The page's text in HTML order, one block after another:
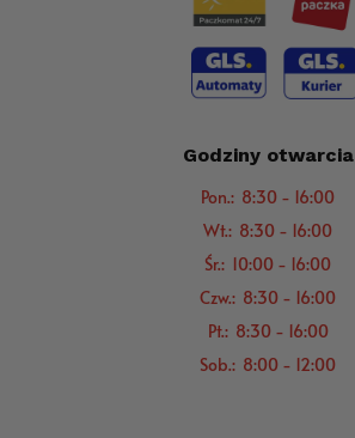
Godziny otwarcia
Pon.: 8:30 - 16:00
Wt.: 8:30 - 16:00
Śr.: 10:00 - 16:00
Czw.: 8:30 - 16:00
Pt.: 8:30 - 16:00
Sob.: 8:00 - 12:00